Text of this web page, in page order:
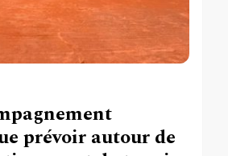
prévoir autour de